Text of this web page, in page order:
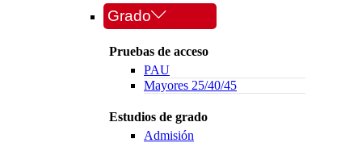
Grado
Pruebas de acceso
PAU
Mayores 25/40/45
Estudios de grado
Admisión